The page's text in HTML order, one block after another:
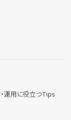
・運用に役立つTips